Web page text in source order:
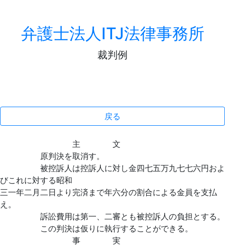
弁護士法人ITJ法律事務所
裁判例
戻る
主 文
原判決を取消す。
被控訴人は控訴人に対し金四七五万九七七六円およ
びこれに対する昭和
三一年二月二日より完済まで年六分の割合による金員を支払
え。
訴訟費用は第一、二審とも被控訴人の負担とする。
この判決は仮りに執行することができる。
事 実